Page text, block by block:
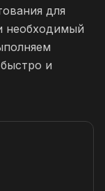
для
необходимый
и